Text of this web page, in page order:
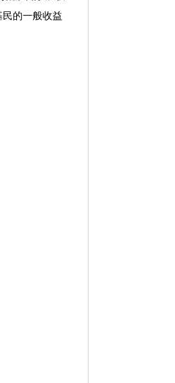
的一般收益